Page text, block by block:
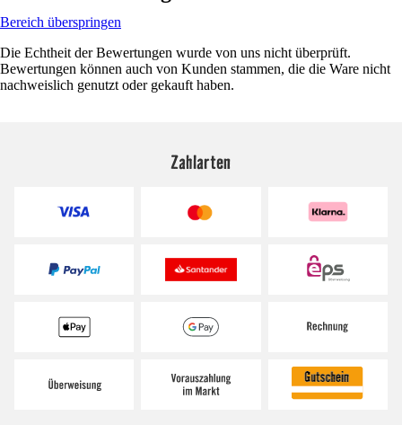
Bereich überspringen
Die Echtheit der Bewertungen wurde von uns nicht überprüft.
Bewertungen können auch von Kunden stammen, die die Ware nicht
nachweislich genutzt oder gekauft haben.
Zahlarten